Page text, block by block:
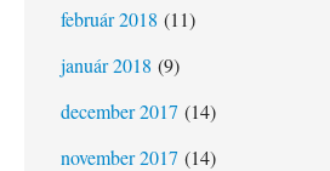
február 2018 (11)
január 2018 (9)
december 2017 (14)
november 2017 (14)